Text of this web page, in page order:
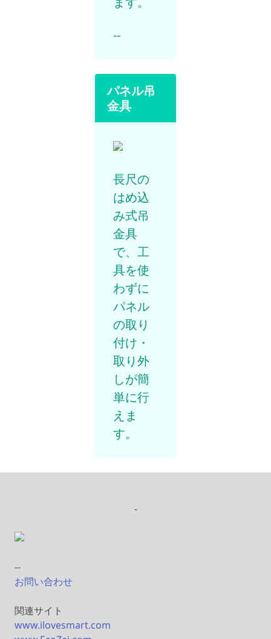
--
パネル吊
金具
長尺の
はめ込
み式吊
金具
で、工
具を使
わずに
パネル
の取り
付け・
取り外
しが簡
単に行
えま
す。
-
--
お問い合わせ
関連サイト
www.ilovesmart.com